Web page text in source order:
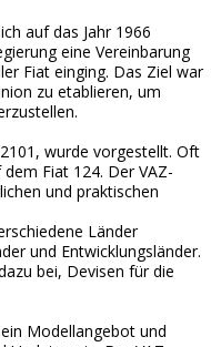
auf das Jahr 1966
eine Vereinbarung
Fiat einging. Das Ziel war
zu etablieren, um
wurde vorgestellt. Oft
Fiat 124. Der VAZ-
und praktischen
Länder
und Entwicklungsländer.
bei, Devisen für die
Modellangebot und